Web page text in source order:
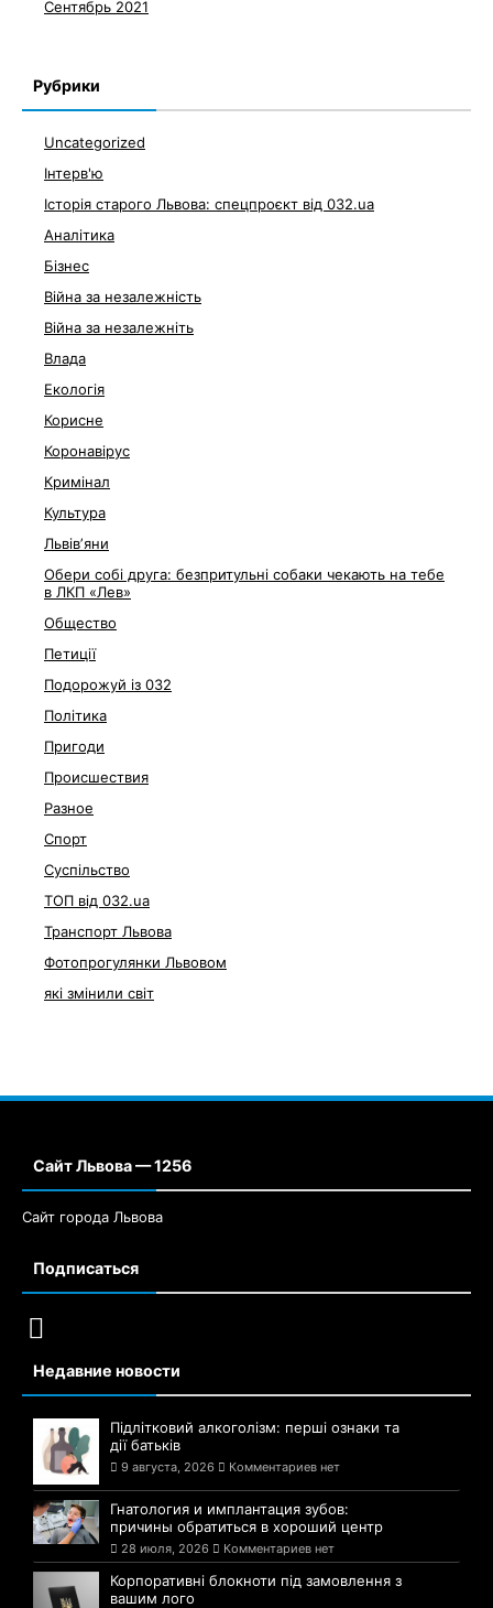
Сентябрь 2021
Рубрики
Uncategorized
Інтерв'ю
Історія старого Львова: спецпроєкт від 032.ua
Аналітика
Бізнес
Війна за незалежність
Війна за незалежніть
Влада
Екологія
Корисне
Коронавірус
Кримінал
Культура
Львівʼяни
Обери собі друга: безпритульні собаки чекають на тебе
в ЛКП «Лев»
Общество
Петиції
Подорожуй із 032
Політика
Пригоди
Происшествия
Разное
Спорт
Суспільство
ТОП від 032.ua
Транспорт Львова
Фотопрогулянки Львовом
які змінили світ
Сайт Львова — 1256
Сайт города Львова
Подписаться
Недавние новости
Підлітковий алкоголізм: перші ознаки та
дії батьків
9 августа, 2026 Комментариев нет
Гнатология и имплантация зубов:
причины обратиться в хороший центр
28 июля, 2026 Комментариев нет
Корпоративні блокноти під замовлення з
вашим лого